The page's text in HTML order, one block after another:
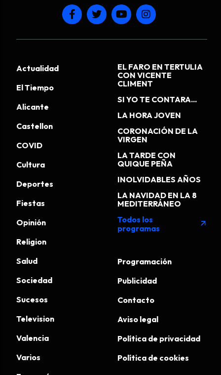
Actualidad
El Tiempo
Alicante
Castellon
COVID
Cultura
Deportes
Fiestas
Opinión
Religion
Salud
Sociedad
Sucesos
Television
Valencia
Varios
EL FARO EN TERTULIA
CON VICENTE
CLIMENT
SI YO TE CONTARA...
LA HORA JOVEN
CORONACIÓN DE LA
VIRGEN
LA TARDE CON
QUIQUE PEÑA
INOLVIDABLES AÑOS
LA NAVIDAD EN LA 8
MEDITERRÁNEO
Todos los
programas
arrow_outward
Programación
Publicidad
Contacto
Aviso legal
Política de privacidad
Política de cookies